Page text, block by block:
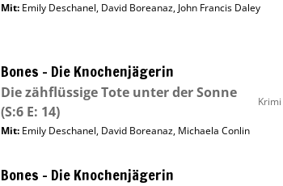
Mit: Emily Deschanel, David Boreanaz, John Francis Daley
Bones – Die Knochenjägerin
Die zähflüssige Tote unter der Sonne
(S:6 E: 14)
Krimi
Mit: Emily Deschanel, David Boreanaz, Michaela Conlin
Bones – Die Knochenjägerin